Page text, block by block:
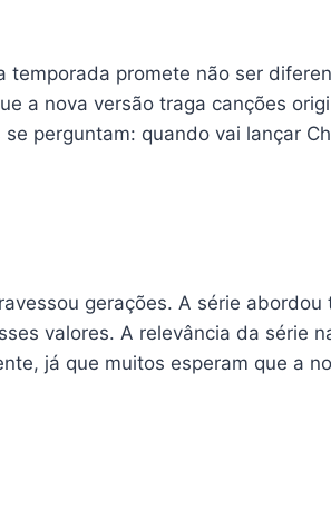
promete não ser
a nova versão traga canções
perguntam: quando vai lançar
gerações. A série
valores. A relevância da série
já que muitos esperam que a